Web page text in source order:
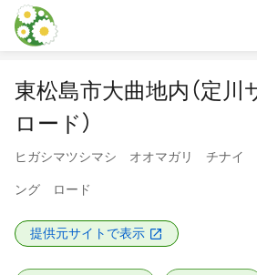
本文に飛ぶ
東松島市大曲地内（定
ロード）
ヒガシマツシマシ オオマガリ チナイ
ング ロード
提供元サイトで表示